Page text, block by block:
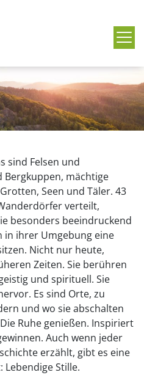
sind Felsen und
Bergkuppen, mächtige
Seen und Täler. 43
verteilt,
besonders beeindruckend
in ihrer Umgebung eine
Nicht nur heute,
Zeiten. Sie berühren
und spirituell. Sie
Es sind Orte, zu
und wo sie abschalten
Ruhe genießen. Inspiriert
Auch wenn jeder
erzählt, gibt es eine
Stille.